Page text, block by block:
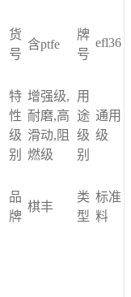
货
号
含ptfe
牌
号
efl36
特
性
级
别
增强级,
耐磨,高
滑动,阻
燃级
用
途
级
别
通用
级
品
牌
棋丰
类
型
标准
料